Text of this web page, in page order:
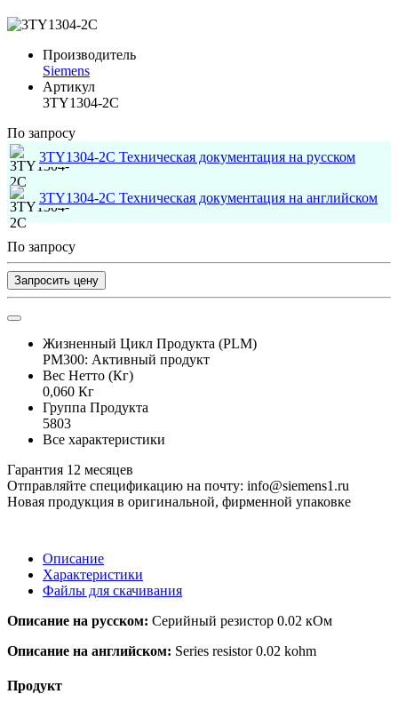
Производитель
Siemens
Артикул
3TY1304-2C
По запросу
3TY1304-2C Техническая документация на русском
3TY1304-2C Техническая документация на английском
По запросу
Запросить цену
Жизненный Цикл Продукта (PLM)
PM300: Активный продукт
Вес Нетто (Кг)
0,060 Кг
Группа Продукта
5803
Все характеристики
Гарантия 12 месяцев
Отправляйте спецификацию на почту: info@siemens1.ru
Новая продукция в оригинальной, фирменной упаковке
Описание
Характеристики
Файлы для скачивания
Описание на русском: Серийный резистор 0.02 кОм
Описание на английском: Series resistor 0.02 kohm
Продукт